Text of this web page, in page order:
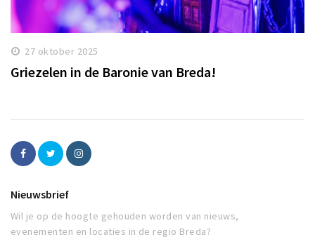
27 oktober 2025
Griezelen in de Baronie van Breda!
Nieuwsbrief
Wil je op de hoogte gehouden worden van nieuws,
evenementen en locaties in de regio Breda?